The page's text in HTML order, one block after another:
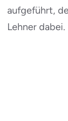
aufgeführt,
Lehner dabei.